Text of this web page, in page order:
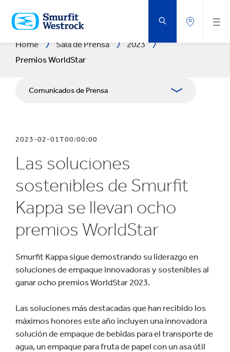
AL
CONTENIDO
PRINCIPAL
Home Sala de Prensa
2023
Premios WorldStar
Comunicados de Prensa
Relaciones con Prensa
Blog
2023-02-01T00:00:00
Las soluciones
sostenibles de Smurfit
Kappa se llevan ocho
premios WorldStar
Smurfit Kappa sigue demostrando su liderazgo en
soluciones de empaque innovadoras y sostenibles al
ganar ocho premios WorldStar 2023.
Las soluciones más destacadas que han recibido los
máximos honores este año incluyen una innovadora
solución de empaque de bebidas para el transporte de
agua, un empaque para fruta de papel con un asa útil